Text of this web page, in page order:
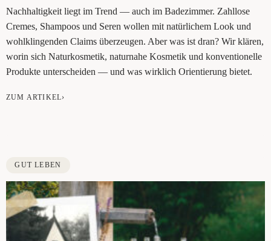
Nach­hal­tig­keit liegt im Trend — auch im Bade­zim­mer. Zahl­lo­se
Cremes, Sham­poos und Seren wol­len mit natür­li­chem Look und
wohl­klin­gen­den Claims über­zeu­gen. Aber was ist dran? Wir klä­ren,
wor­in sich Natur­kos­me­tik, natur­na­he Kos­me­tik und kon­ven­tio­nel­le
Pro­duk­te unter­schei­den — und was wirk­lich Ori­en­tie­rung bietet.
ZUM ARTIKEL›
GUT LEBEN